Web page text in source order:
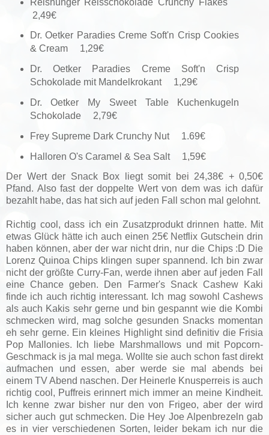
2,49€
Dr. Oetker Paradies Creme Soft'n Crisp Cookies
& Cream 1,29€
Dr. Oetker Paradies Creme Soft'n Crisp
Schokolade mit Mandelkrokant 1,29€
Dr. Oetker My Sweet Table Kuchenkugeln
Schokolade 2,79€
Frey Supreme Dark Crunchy Nut 1.69€
Halloren O's Caramel & Sea Salt 1,59€
Der Wert der Snack Box liegt somit bei 24,38€ + 0,50€
Pfand. Also fast der doppelte Wert von dem was ich dafür
bezahlt habe, das hat sich auf jeden Fall schon mal gelohnt.
Richtig cool, dass ich ein Zusatzprodukt drinnen hatte. Mit
etwas Glück hätte ich auch einen 25€ Netflix Gutschein drin
haben können, aber der war nicht drin, nur die Chips :D Die
Lorenz Quinoa Chips klingen super spannend. Ich bin zwar
nicht der größte Curry-Fan, werde ihnen aber auf jeden Fall
eine Chance geben. Den Farmer's Snack Cashew Kaki
finde ich auch richtig interessant. Ich mag sowohl Cashews
als auch Kakis sehr gerne und bin gespannt wie die Kombi
schmecken wird, mag solche gesunden Snacks momentan
eh sehr gerne. Ein kleines Highlight sind definitiv die Frisia
Pop Mallonies. Ich liebe Marshmallows und mit Popcorn-
Geschmack is ja mal mega. Wollte sie auch schon fast direkt
aufmachen und essen, aber werde sie mal abends bei
einem TV Abend naschen. Der Heinerle Knusperreis is auch
richtig cool, Puffreis erinnert mich immer an meine Kindheit.
Ich kenne zwar bisher nur den von Frigeo, aber der wird
sicher auch gut schmecken. Die Hey Joe Alpenbrezeln gab
es in vier verschiedenen Sorten, leider bekam ich nur die